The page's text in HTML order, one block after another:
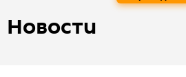
Новости